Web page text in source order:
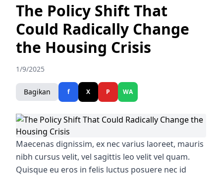
The Policy Shift That
Could Radically Change
the Housing Crisis
1/9/2025
Bagikan f X P WA
Maecenas dignissim, ex nec varius laoreet, mauris
nibh cursus velit, vel sagittis leo velit vel quam.
Quisque eu eros in felis luctus posuere nec id